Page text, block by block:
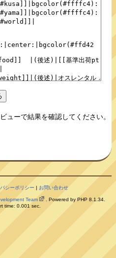
ューで結果を確認してください。
シーポリシー | お問い合わせ
Team
. Powered by PHP 8.1.34.
time: 0.001 sec.